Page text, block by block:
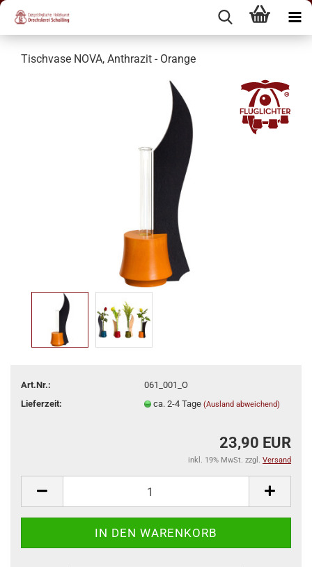
Tischvase NOVA, Anthrazit - Orange
Art.Nr.:
061_001_O
Lieferzeit:
ca. 2-4 Tage (Ausland abweichend)
23,90 EUR
inkl. 19% MwSt. zzgl. Versand